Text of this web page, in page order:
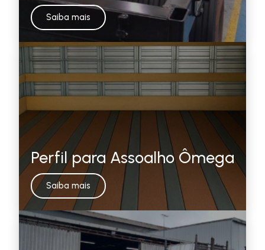
Saiba mais
Perfil para Assoalho Ômega
Saiba mais